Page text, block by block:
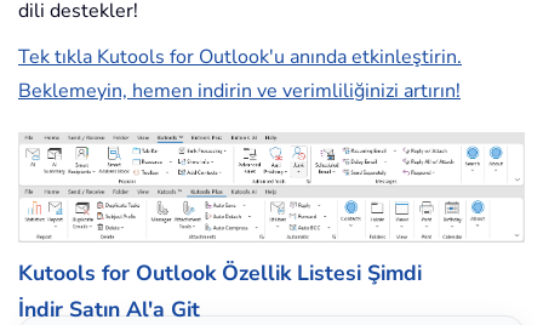
dili destekler!
Tek tıkla Kutools for Outlook'u anında etkinleştirin.
Beklemeyin, hemen indirin ve verimliliğinizi artırın!
Kutools for Outlook Özellik Listesi Şimdi
İndir Satın Al'a Git